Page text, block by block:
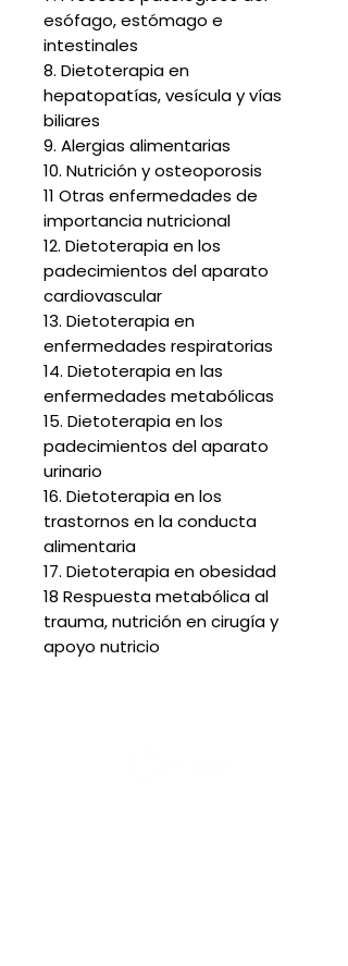
esófago, estómago e
intestinales
8. Dietoterapia en
hepatopatías, vesícula y vías
biliares
9. Alergias alimentarias
10. Nutrición y osteoporosis
11 Otras enfermedades de
importancia nutricional
12. Dietoterapia en los
padecimientos del aparato
cardiovascular
13. Dietoterapia en
enfermedades respiratorias
14. Dietoterapia en las
enfermedades metabólicas
15. Dietoterapia en los
padecimientos del aparato
urinario
16. Dietoterapia en los
trastornos en la conducta
alimentaria
17. Dietoterapia en obesidad
18 Respuesta metabólica al
trauma, nutrición en cirugía y
apoyo nutricio